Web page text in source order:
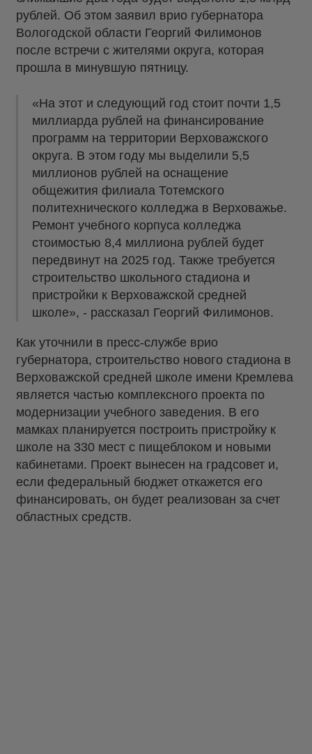
рублей. Об этом заявил врио губернатора
Вологодской области Георгий Филимонов
после встречи с жителями округа, которая
прошла в минувшую пятницу.
«На этот и следующий год стоит почти 1,5
миллиарда рублей на финансирование
программ на территории Верховажского
округа. В этом году мы выделили 5,5
миллионов рублей на оснащение
общежития филиала Тотемского
политехнического колледжа в Верховажье.
Ремонт учебного корпуса колледжа
стоимостью 8,4 миллиона рублей будет
передвинут на 2025 год. Также требуется
строительство школьного стадиона и
пристройки к Верховажской средней
школе», - рассказал Георгий Филимонов.
Как уточнили в пресс-службе врио
губернатора, строительство нового стадиона в
Верховажской средней школе имени Кремлева
является частью комплексного проекта по
модернизации учебного заведения. В его
мамках планируется построить пристройку к
школе на 330 мест с пищеблоком и новыми
кабинетами. Проект вынесен на градсовет и,
если федеральный бюджет откажется его
финансировать, он будет реализован за счет
областных средств.